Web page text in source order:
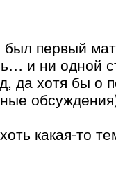
первый
и ни одной
да хотя бы о
какая-то